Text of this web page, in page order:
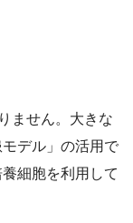
ません。大きな
デル」の活用で
細胞を利用して